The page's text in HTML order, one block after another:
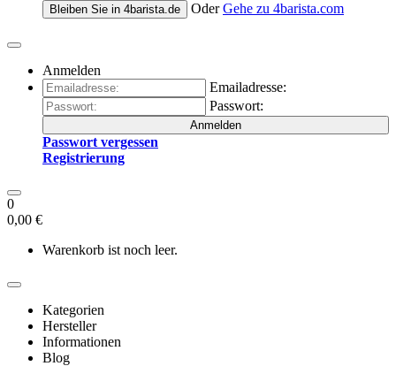
Bleiben Sie in 4barista.de Oder Gehe zu 4barista.com
Anmelden
Emailadresse:
Passwort:
Anmelden
Passwort vergessen
Registrierung
0
0,00 €
Warenkorb ist noch leer.
Kategorien
Hersteller
Informationen
Blog